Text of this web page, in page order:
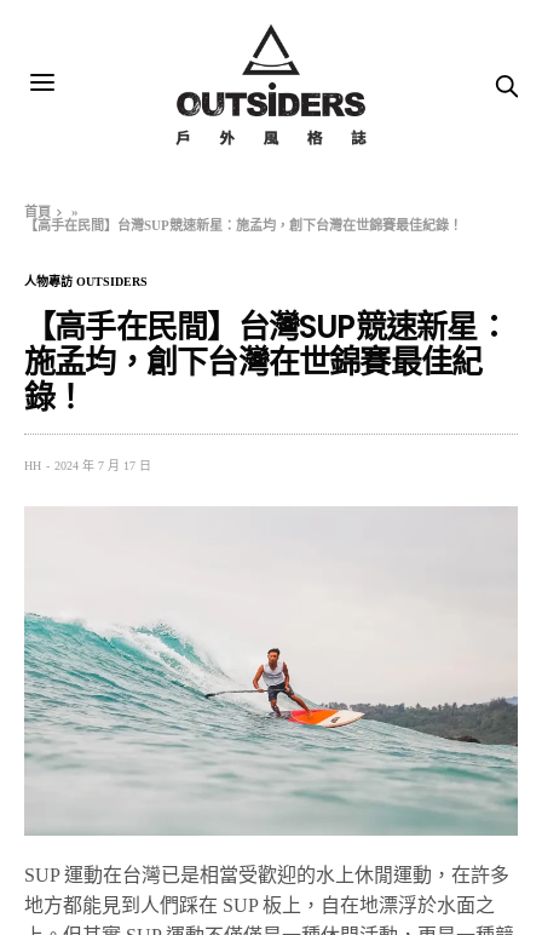
首頁
»
【高手在民間】台灣SUP競速新星：施孟均，創下台灣在世錦賽最佳紀錄！
人物專訪 OUTSIDERS
【高手在民間】台灣SUP競速新星：
施孟均，創下台灣在世錦賽最佳紀
錄！
HH 2024 年 7 月 17 日
SUP 運動在台灣已是相當受歡迎的水上休閒運動，在許多
地方都能見到人們踩在 SUP 板上，自在地漂浮於水面之